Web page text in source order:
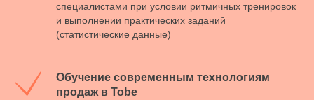
специалистами при условии ритмичных тренировок
и выполнении практических заданий
(статистические данные)
Обучение современным технологиям
продаж в Tobe